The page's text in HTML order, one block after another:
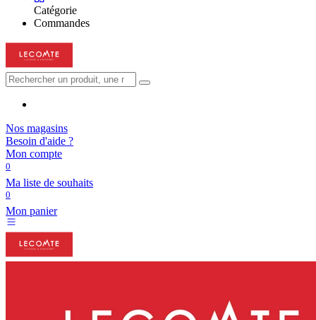
Catégorie
Commandes
Nos magasins
Besoin d'aide ?
Mon compte
0
Ma liste de souhaits
0
Mon panier